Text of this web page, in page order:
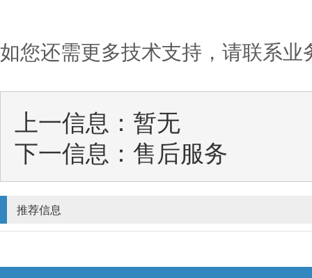
如您还需更多技术支持，请联系
上一信息：暂无
下一信息： 售后服务
推荐信息